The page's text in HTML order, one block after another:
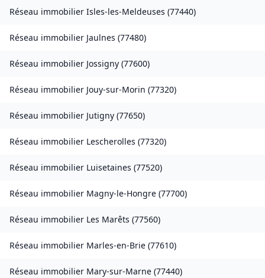
Réseau immobilier Isles-les-Meldeuses (77440)
Réseau immobilier Jaulnes (77480)
Réseau immobilier Jossigny (77600)
Réseau immobilier Jouy-sur-Morin (77320)
Réseau immobilier Jutigny (77650)
Réseau immobilier Lescherolles (77320)
Réseau immobilier Luisetaines (77520)
Réseau immobilier Magny-le-Hongre (77700)
Réseau immobilier Les Marêts (77560)
Réseau immobilier Marles-en-Brie (77610)
Réseau immobilier Mary-sur-Marne (77440)